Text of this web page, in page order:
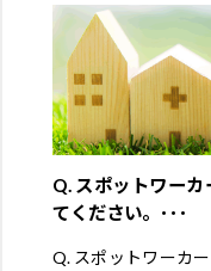
Q. スポットワー
てください。･･･
Q. スポットワーカ